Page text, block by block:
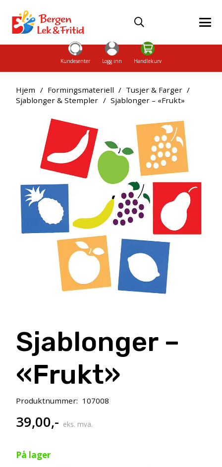
Kundesenter Logg inn Handlekurv
Hjem / Formingsmateriell / Tusjer & Farger /
Sjablonger & Stempler / Sjablonger – «Frukt»
Sjablonger –
«Frukt»
Produktnummer: 107008
39,00,- eks. mva.
På lager